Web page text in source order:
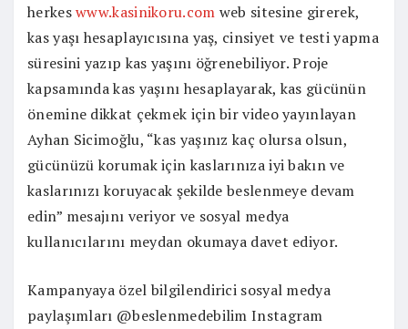
herkeswww.kasinikoru.com web sitesine girerek,
kas yaşı hesaplayıcısına yaş, cinsiyet ve testi yapma
süresini yazıp kas yaşını öğrenebiliyor. Proje
kapsamında kas yaşını hesaplayarak, kas gücünün
önemine dikkat çekmek için bir video yayınlayan
Ayhan Sicimoğlu, “kas yaşınız kaç olursa olsun,
gücünüzü korumak için kaslarınıza iyi bakın ve
kaslarınızı koruyacak şekilde beslenmeye devam
edin” mesajını veriyor ve sosyal medya
kullanıcılarını meydan okumaya davet ediyor.
Kampanyaya özel bilgilendirici sosyal medya
paylaşımları @beslenmedebilim Instagram